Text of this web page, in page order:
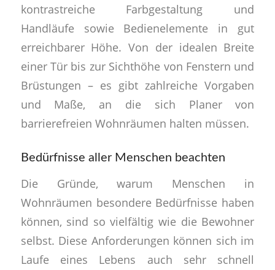
kontrastreiche Farbgestaltung und
Handläufe sowie Bedienelemente in gut
erreichbarer Höhe. Von der idealen Breite
einer Tür bis zur Sichthöhe von Fenstern und
Brüstungen – es gibt zahlreiche Vorgaben
und Maße, an die sich Planer von
barrierefreien Wohnräumen halten müssen.
Bedürfnisse aller Menschen beachten
Die Gründe, warum Menschen in
Wohnräumen besondere Bedürfnisse haben
können, sind so vielfältig wie die Bewohner
selbst. Diese Anforderungen können sich im
Laufe eines Lebens auch sehr schnell